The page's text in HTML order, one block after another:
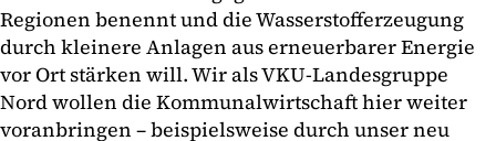
Regionen benennt und die Wasserstofferzeugung
durch kleinere Anlagen aus erneuerbarer Energie
vor Ort stärken will. Wir als VKU-Landesgruppe
Nord wollen die Kommunalwirtschaft hier weiter
voranbringen – beispielsweise durch unser neu